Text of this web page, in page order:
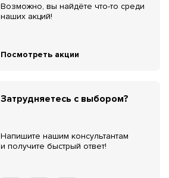
Возможно, вы найдёте что-то среди
наших акций!
Посмотреть акции
Затрудняетесь с выбором?
Напишите нашим консультантам
и получите быстрый ответ!